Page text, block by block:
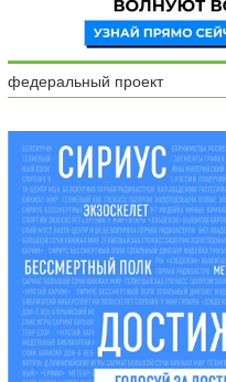
федеральный проект